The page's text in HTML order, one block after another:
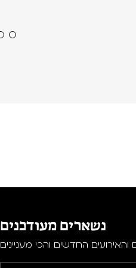
נשארים מעודכנים
החדשים והכי מעניינים